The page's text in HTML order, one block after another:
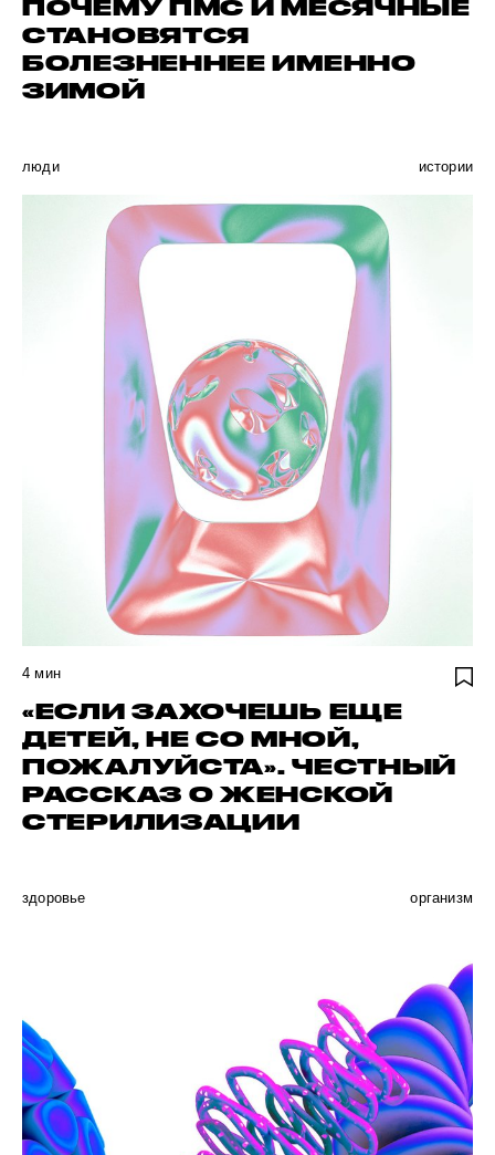
ПОЧЕМУ ПМС И МЕСЯЧНЫЕ
СТАНОВЯТСЯ
БОЛЕЗНЕННЕЕ ИМЕННО
ЗИМОЙ
люди истории
4 мин
«ЕСЛИ ЗАХОЧЕШЬ ЕЩЕ
ДЕТЕЙ, НЕ СО МНОЙ,
ПОЖАЛУЙСТА». ЧЕСТНЫЙ
РАССКАЗ О ЖЕНСКОЙ
СТЕРИЛИЗАЦИИ
здоровье организм